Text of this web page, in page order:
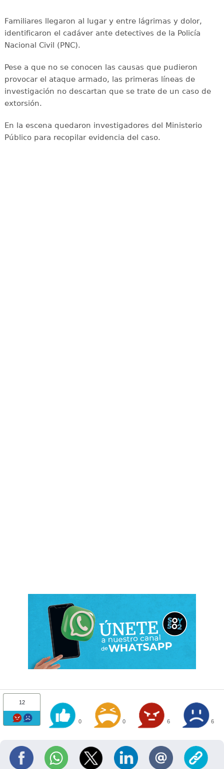
Familiares llegaron al lugar y entre lágrimas y dolor,
identificaron el cadáver ante detectives de la Policía
Nacional Civil (PNC).
Pese a que no se conocen las causas que pudieron
provocar el ataque armado, las primeras líneas de
investigación no descartan que se trate de un caso de
extorsión.
En la escena quedaron investigadores del Ministerio
Público para recopilar evidencia del caso.
12
0 0 6 6